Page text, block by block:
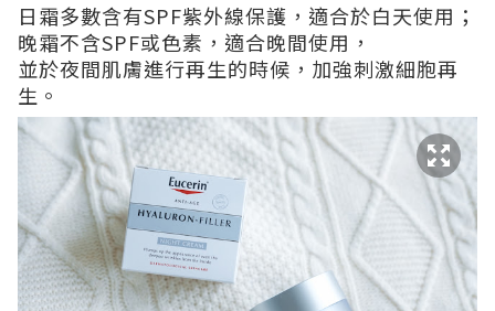
日霜多數含有SPF紫外線保護，適合於白天使用；
晚霜不含SPF或色素，適合晚間使用，
並於夜間肌膚進行再生的時候，加強刺激細胞再
生。